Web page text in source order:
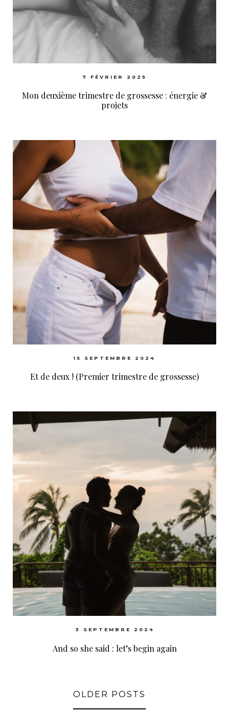
7 FÉVRIER 2025
Mon deuxième trimestre de grossesse : énergie &
projets
15 SEPTEMBRE 2024
Et de deux ! (Premier trimestre de grossesse)
3 SEPTEMBRE 2024
And so she said : let’s begin again
OLDER POSTS